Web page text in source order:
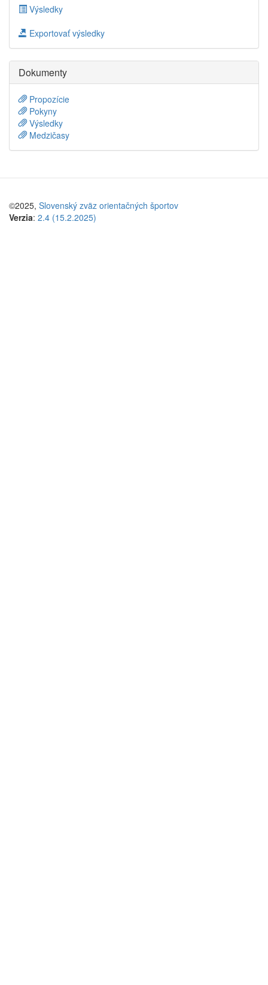
Výsledky
Exportovať výsledky
Dokumenty
Propozície
Pokyny
Výsledky
Medzičasy
©2025, Slovenský zväz orientačných športov
Verzia: 2.4 (15.2.2025)